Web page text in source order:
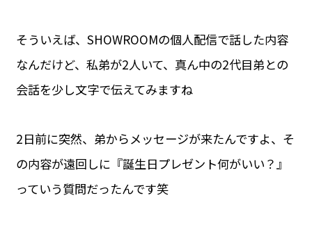
そういえば、SHOWROOMの個人配信で話した内容
なんだけど、私弟が2人いて、真ん中の2代目弟との
会話を少し文字で伝えてみますね
2日前に突然、弟からメッセージが来たんですよ、そ
の内容が遠回しに『誕生日プレゼント何がいい？』
っていう質問だったんです笑